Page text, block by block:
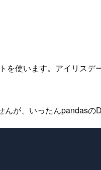
使います。アイリス
が、いったんpandas